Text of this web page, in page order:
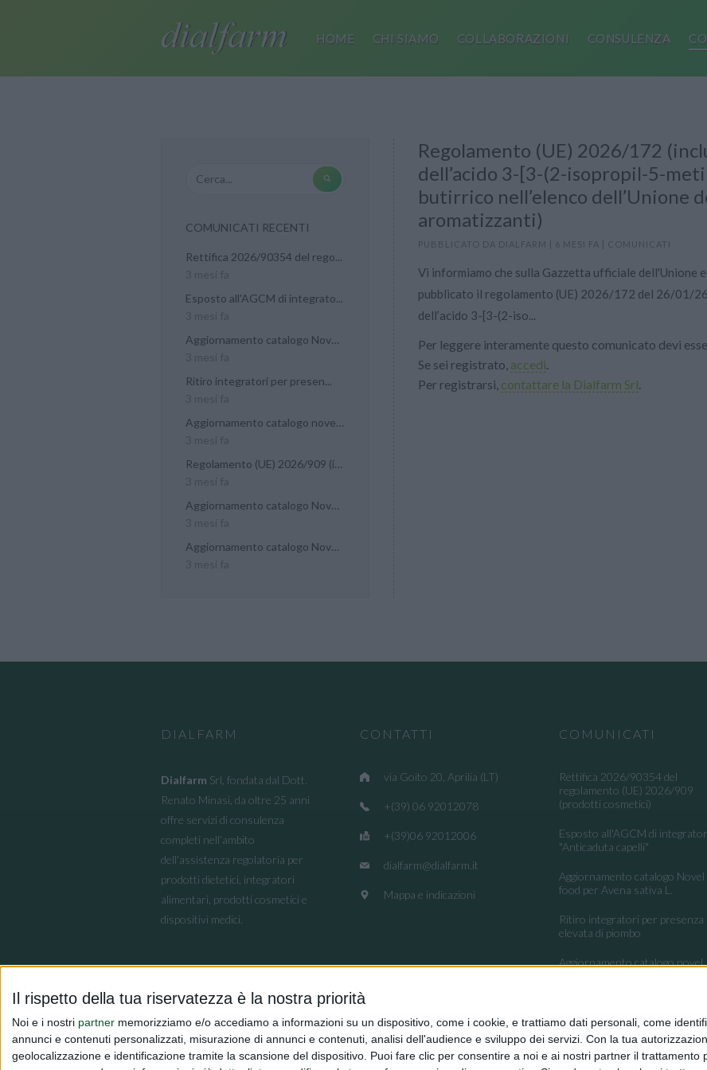
Il rispetto della tua riservatezza è la nostra priorità
Noi e i nostri partner memorizziamo e/o accediamo a informazioni su un dispositivo, come i cookie, e trattiamo dati personali, come
annunci e contenuti personalizzati, misurazione di annunci e contenuti, analisi dell'audience e sviluppo dei servizi. Con la tua
geolocalizzazione e identificazione tramite la scansione del dispositivo. Puoi fare clic per consentire a noi e ai nostri partner il
HOME CHI SIAMO COLLABORAZIONI CONSULENZA
COMUNICATI RECENTI
Rettifica 2026/90354 del rego...
Esposto all'AGCM di integrato...
Aggiornamento catalogo Novel...
Ritiro integratori per presen...
Aggiornamento catalogo novel...
Regolamento (UE) 2026/909 (im...
Aggiornamento catalogo Novel...
Aggiornamento catalogo Novel...
Regolamento (UE) 2026/172
dell’acido 3-[3-(2-isopropil-5-
butirrico nell’elenco dell’Unione
aromatizzanti)
PUBBLICATO DA DIALFARM | 6 MESI FA | COMUNICATI
Vi informiamo che sulla Gazzetta ufficiale dell'Unione
pubblicato il regolamento (UE) 2026/172 del 26/01/
dell’acido 3-[3-(2-iso...
Per leggere interamente questo comunicato devi
Se sei registrato, accedi.
Per registrarsi, contattare la Dialfarm Srl.
DIALFARM
Dialfarm Srl, fondata dal Dott.
Renato Minasi, da oltre 25 anni
offre servizi di consulenza
completi nell’ambito
dell’assistenza regolatoria per
prodotti dietetici, integratori
alimentari, prodotti cosmetici e
dispositivi medici.
CONTATTI
via Goito 20, Aprilia (LT)
+(39) 06 92012078
+(39)06 92012006
dialfarm@dialfarm.it
Mappa e indicazioni
COMUNICATI
Rettifica 2026/90354 del
regolamento (UE) 2026/909
(prodotti cosmetici)
Esposto all'AGCM di
"Anticaduta capelli"
Aggiornamento catalogo Novel
food per Avena sativa L.
Ritiro integratori per presenza
elevata di piombo
Aggiornamento catalogo novel
Regolamento (UE) 2026/909
(impiego di alcune sostanze nei
prodotti cosmetici)